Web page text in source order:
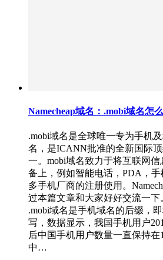
Namecheap域名：.mobi域名怎
.mobi域名是全球唯一专为手机
名，是ICANN批准的全新国际
一。mobi域名致力于将互联网
备上，例如智能电话，PDA，
多手机厂商的注册使用。
过本篇文章和大家好好交流一下
.mobi域名是手机域名的后缀，
写，数据显示，我国手机用户
后中国手机用户数量一直保持在
中…